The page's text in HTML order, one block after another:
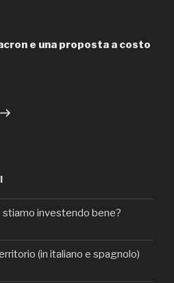
e una proposta a costo
stiamo investendo bene?
(in italiano e spagnolo)